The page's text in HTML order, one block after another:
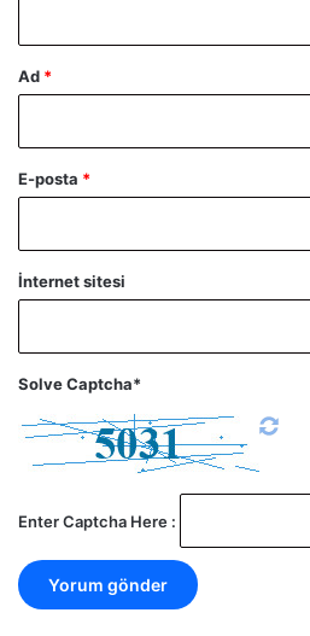
Ad *
E-posta *
İnternet sitesi
Solve Captcha*
Enter Captcha Here :